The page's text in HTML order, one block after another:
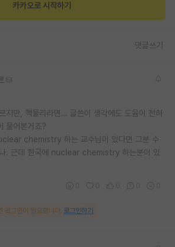
카카오로 시작하기
댓글쓰기
지만, 핵물리라면… 글쓴이 생각에도 도윰이 전혀
물어본거죠?
chemistry 하는 교수님이 있다면 그분 수
. 근데 한국에 nuclear chemistry 하는분이 있
로그인이 필요합니다. 로그인하기